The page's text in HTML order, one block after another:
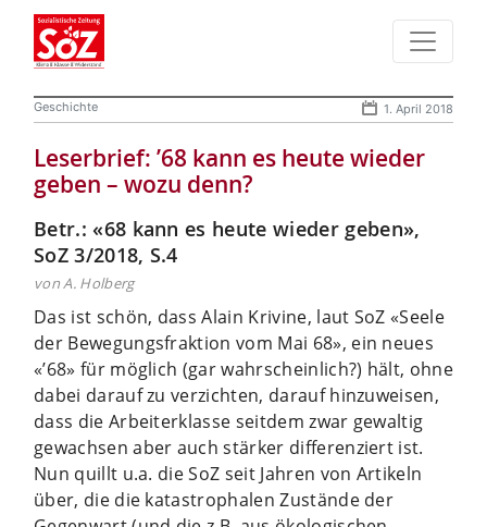
Geschichte 1. April 2018
Leserbrief: ’68 kann es heute wieder
geben – wozu denn?
Betr.: «68 kann es heute wieder geben»,
SoZ 3/2018, S.4
von A. Holberg
Das ist schön, dass Alain Krivine, laut SoZ «Seele
der Bewegungsfraktion vom Mai 68», ein neues
«’68» für möglich (gar wahrscheinlich?) hält, ohne
dabei darauf zu verzichten, darauf hinzuweisen,
dass die Arbeiterklasse seitdem zwar gewaltig
gewachsen aber auch stärker differenziert ist.
Nun quillt u.a. die SoZ seit Jahren von Artikeln
über, die die katastrophalen Zustände der